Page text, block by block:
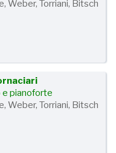
Weber, Torriani, Bitsch
pianoforte
Weber, Torriani, Bitsch